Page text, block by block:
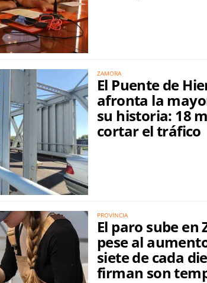
ZAMORA
El Puente de
afronta la
su historia: 18
cortar el tráfico
PROVINCIA
El paro sube
pese al
siete de cada
firman son